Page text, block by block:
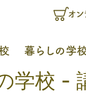
学校 -